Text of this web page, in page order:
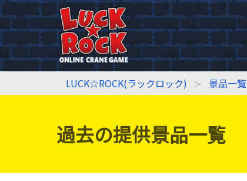
LUCK☆ROCK(ラックロック) 景品一覧
過去の提供景品一覧